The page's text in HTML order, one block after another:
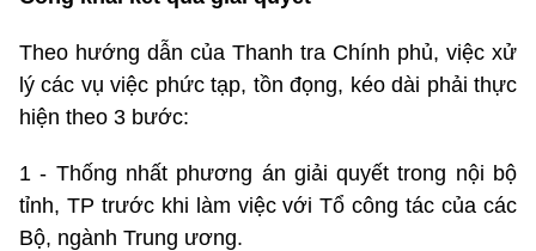
Theo hướng dẫn của Thanh tra Chính phủ, việc xử
lý các vụ việc phức tạp, tồn đọng, kéo dài phải thực
hiện theo 3 bước:
1 - Thống nhất phương án giải quyết trong nội bộ
tỉnh, TP trước khi làm việc với Tổ công tác của các
Bộ, ngành Trung ương.